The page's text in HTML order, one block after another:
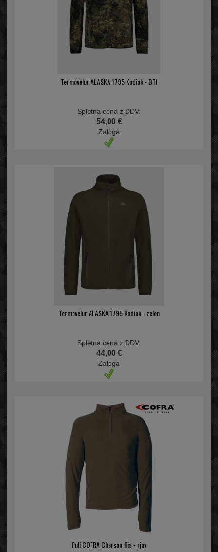
Termovelur ALASKA 1795 Kodiak - BTI
Spletna cena z DDV:
54,00 €
Zaloga
Termovelur ALASKA 1795 Kodiak - zelen
Spletna cena z DDV:
44,00 €
Zaloga
Puli COFRA Cherson flis - rjav